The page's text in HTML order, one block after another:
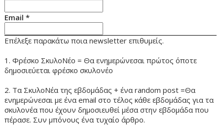
Email*
Επέλεξε παρακάτω ποια newsletter επιθυμείς.
1. Φρέσκο ΣκυλοΝέο = Θα ενημερώνεσαι πρώτος όποτε
δημοσιεύεται φρέσκο σκυλονέο
2. Τα ΣκυλοΝέα της εβδομάδας + ένα random post =Θα
ενημερώνεσαι με ένα email στο τέλος κάθε εβδομάδας για τα
σκυλονέα που έχουν δημοσιευθεί μέσα στην εβδομάδα που
πέρασε. Συν μπόνους ένα τυχαίο άρθρο.